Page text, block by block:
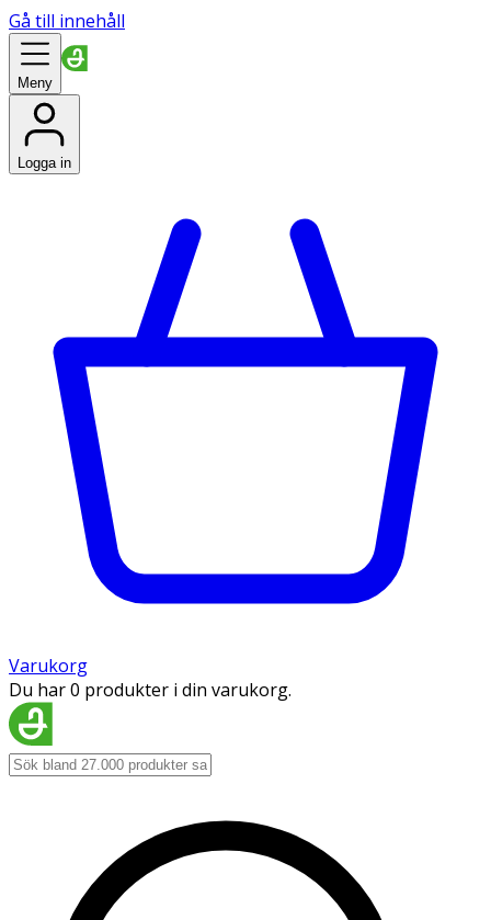
Gå till innehåll
Meny
Logga in
Varukorg
Du har 0 produkter i din varukorg.